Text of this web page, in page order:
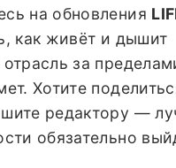
на обновления
как живёт и дышит
отрасль за
Хотите
редактору —
обязательно